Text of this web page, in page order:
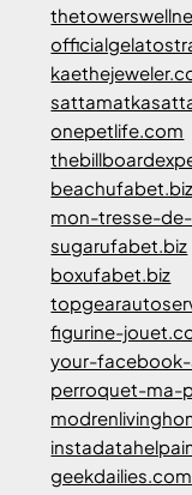
onepetlife.com
beachufabet.biz
mon-tresse-
sugarufabet.biz
boxufabet.biz
figurine-
your-
perroquet-ma-
geekdailies.com